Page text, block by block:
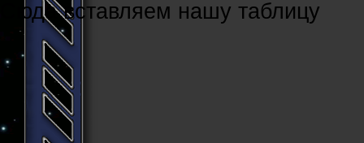
Cюда вставляем нашу таблицу